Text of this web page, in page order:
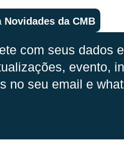
Novidades da CMB
com seus dados
evento,
no seu email e